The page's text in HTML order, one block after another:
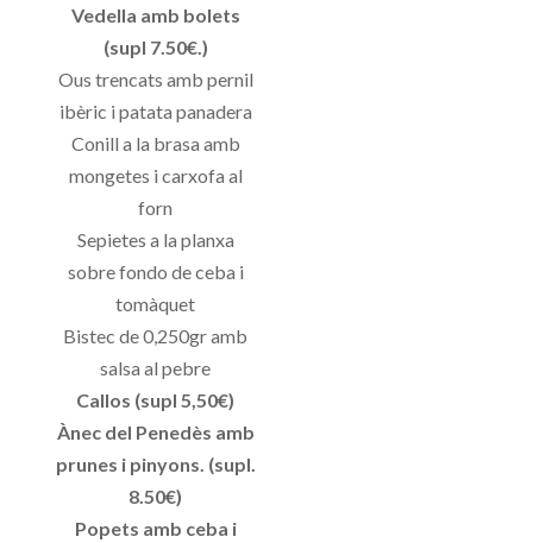
Vedella amb bolets
(supl 7.50€.)
Ous trencats amb pernil
ibèric i patata panadera
Conill a la brasa amb
mongetes i carxofa al
forn
Sepietes a la planxa
sobre fondo de ceba i
tomàquet
Bistec de 0,250gr amb
salsa al pebre
Callos (supl 5,50€)
Ànec del Penedès amb
prunes i pinyons. (supl.
8.50€)
Popets amb ceba i